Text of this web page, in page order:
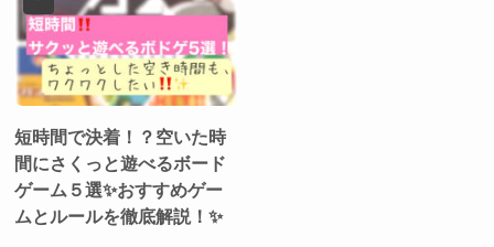
短時間で決着！？空いた時
間にさくっと遊べるボード
ゲーム５選✨おすすめゲー
ムとルールを徹底解説！✨